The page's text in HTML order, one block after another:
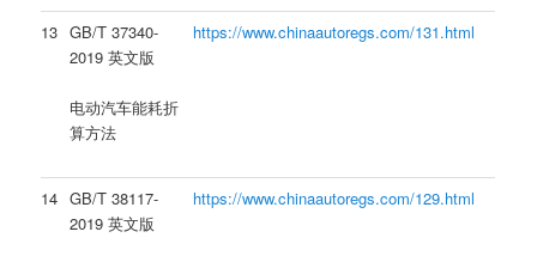
13 GB/T 37340-
2019 英文版
电动汽车能耗折
算方法
https://www.chinaautoregs.com/131.html
14 GB/T 38117-
2019 英文版
https://www.chinaautoregs.com/129.html